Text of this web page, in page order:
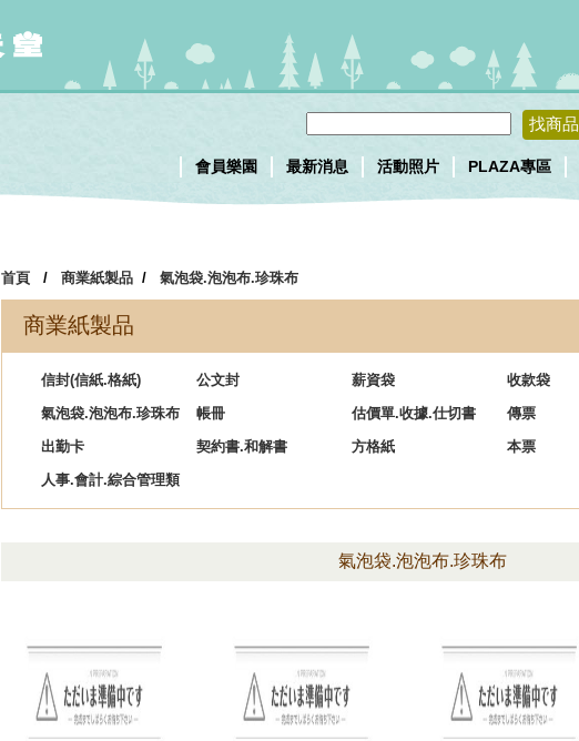
找商品
會員樂園 最新消息 活動照片 PLAZA專區
首頁 / 商業紙製品 / 氣泡袋.泡泡布.珍珠布
商業紙製品
信封(信紙.格紙) 公文封 薪資袋 收款袋
氣泡袋.泡泡布.珍珠布
帳冊 估價單.收據.仕切書 傳票
出勤卡
契約書.和解書 方格紙 本票
人事.會計.綜合管理類
氣泡袋.泡泡布.珍珠布